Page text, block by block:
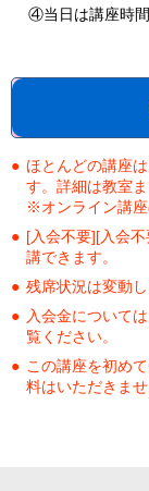
④当日は講座時間
ほとんどの講座
す。詳細は教室
※オンライン講座
[入会不要][入会
講できます。
残席状況は変動
入会金について
覧ください。
この講座を初め
料はいただきませ